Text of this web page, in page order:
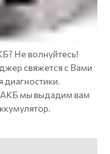
Не волнуйтесь!
свяжется с Вами
диагностики.
АКБ мы выдадим вам